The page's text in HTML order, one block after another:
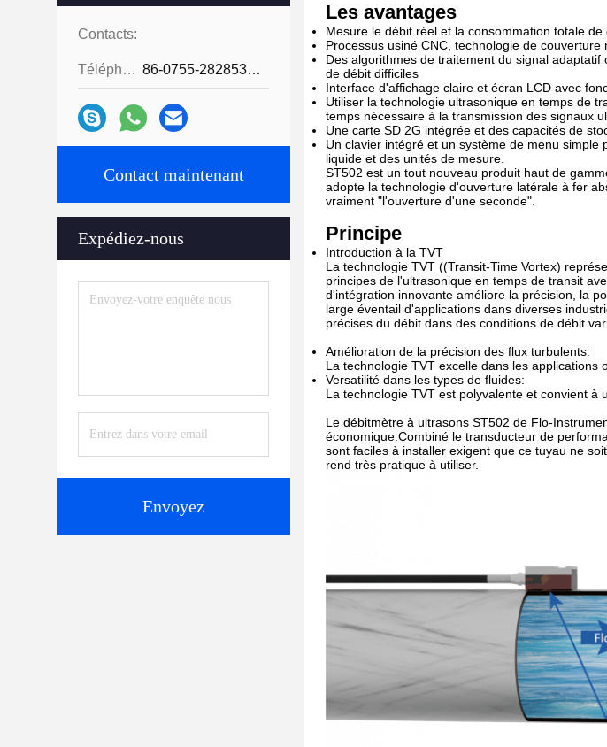
Contacts:
Téléphone: 86-0755-28285391
Contact maintenant
Expédiez-nous
Envoyez
Les avantages
Mesure le débit réel et la consommation totale de
Processus usiné CNC, technologie de couverture
Des algorithmes de traitement du signal
de débit difficiles
Interface d'affichage claire et écran LCD avec
Utiliser la technologie ultrasonique en temps de
temps nécessaire à la transmission des signaux
Une carte SD 2G intégrée et des capacités de
Un clavier intégré et un système de menu
liquide et des unités de mesure.
ST502 est un tout nouveau produit haut de
adopte la technologie d'ouverture latérale à fer
vraiment "l'ouverture d'une seconde".
Principe
Introduction à la TVT
La technologie TVT ((Transit-Time Vortex)
principes de l'ultrasonique en temps de transit
d'intégration innovante améliore la précision, la
large éventail d'applications dans diverses
précises du débit dans des conditions de débit
Amélioration de la précision des flux turbulents:
La technologie TVT excelle dans les applications
Versatilité dans les types de fluides:
La technologie TVT est polyvalente et convient à
Le débitmètre à ultrasons ST502 de Flo-
économique.Combiné le transducteur de
sont faciles à installer exigent que ce tuyau ne
rend très pratique à utiliser.